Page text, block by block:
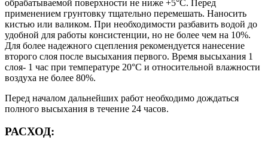
обрабатываемой поверхности не ниже +5°С. Перед
применением грунтовку тщательно перемешать. Наносить
кистью или валиком. При необходимости разбавить водой до
удобной для работы консистенции, но не более чем на 10%.
Для более надежного сцепления рекомендуется нанесение
второго слоя после высыхания первого. Время высыхания 1
слоя- 1 час при температуре 20°С и относительной влажности
воздуха не более 80%.
Перед началом дальнейших работ необходимо дождаться
полного высыхания в течение 24 часов.
РАСХОД: